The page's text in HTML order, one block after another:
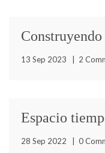
Ahora más que
13 Sep 2023 2
filosofía del buen
Espacio
28 Sep 2022 0